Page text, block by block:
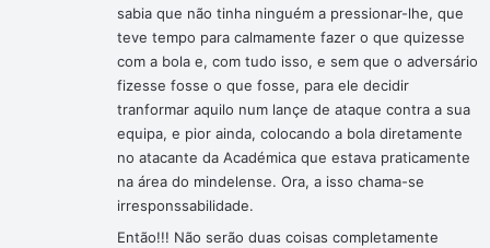
sabia que não tinha ninguém a pressionar-lhe, que
teve tempo para calmamente fazer o que quizesse
com a bola e, com tudo isso, e sem que o adversário
fizesse fosse o que fosse, para ele decidir
tranformar aquilo num lançe de ataque contra a sua
equipa, e pior ainda, colocando a bola diretamente
no atacante da Académica que estava praticamente
na área do mindelense. Ora, a isso chama-se
irresponssabilidade.
Então!!! Não serão duas coisas completamente